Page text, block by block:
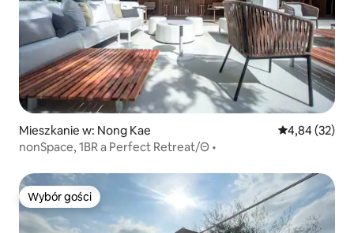
Mieszkanie w: Nong Kae Średnia
4,84 (32)
nonSpace, 1BR a Perfect Retreat/Θ •
Wybór gości
Wybór gości